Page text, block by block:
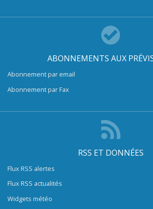
ABONNEMENTS AUX
Abonnement par email
Abonnement par Fax
RSS ET DONNÉES
Flux RSS alertes
Flux RSS actualités
Widgets météo